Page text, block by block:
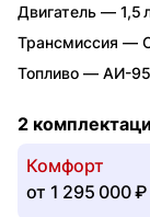
Двигатель — 1,5
Трансмиссия —
Топливо — АИ-95
2
Комфорт
от 1 295 000 ₽